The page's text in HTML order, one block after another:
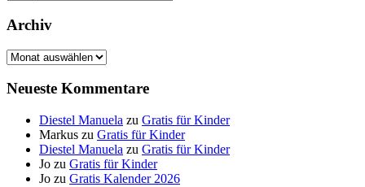
Archiv
Archiv
Neueste Kommentare
Diestel Manuela zu Gratis für Kinder
Markus zu Gratis für Kinder
Diestel Manuela zu Gratis für Kinder
Jo zu Gratis für Kinder
Jo zu Gratis Kalender 2026